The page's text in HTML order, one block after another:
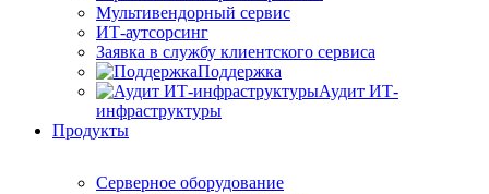
Мультивендорный сервис
ИТ-аутсорсинг
Заявка в службу клиентского сервиса
Поддержка
Аудит ИТ-
инфраструктуры
Продукты
Серверное оборудование